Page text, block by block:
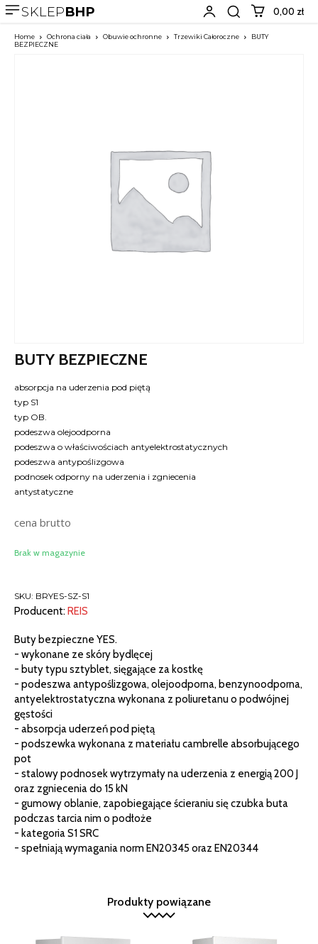
SKLEPBHP 0,00 zł
Home Ochrona ciała Obuwie ochronne Trzewiki Całoroczne
BUTY
BEZPIECZNE
BUTY BEZPIECZNE
absorpcja na uderzenia pod piętą
typ S1
typ OB.
podeszwa olejoodporna
podeszwa o właściwościach antyelektrostatycznych
podeszwa antypoślizgowa
podnosek odporny na uderzenia i zgniecenia
antystatyczne
cena brutto
Brak w magazynie
SKU: BRYES-SZ-S1
Producent:REIS
Buty bezpieczne YES.
- wykonane ze skóry bydlęcej
- buty typu sztyblet, sięgające za kostkę
- podeszwa antypoślizgowa, olejoodporna, benzynoodporna,
antyelektrostatyczna wykonana z poliuretanu o podwójnej
gęstości
- absorpcja uderzeń pod piętą
- podszewka wykonana z materiału cambrelle absorbującego
pot
- stalowy podnosek wytrzymały na uderzenia z energią 200 J
oraz zgniecenia do 15 kN
- gumowy oblanie, zapobiegające ścieraniu się czubka buta
podczas tarcia nim o podłoże
- kategoria S1 SRC
- spełniają wymagania norm EN20345 oraz EN20344
Produkty powiązane